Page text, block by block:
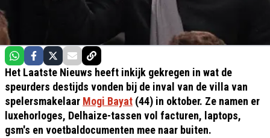
Het Laatste Nieuws heeft inkijk gekregen in wat de
speurders destijds vonden bij de inval van de villa van
spelersmakelaar Mogi Bayat (44) in oktober. Ze namen er
luxehorloges, Delhaize-tassen vol facturen, laptops,
gsm's en voetbaldocumenten mee naar buiten.